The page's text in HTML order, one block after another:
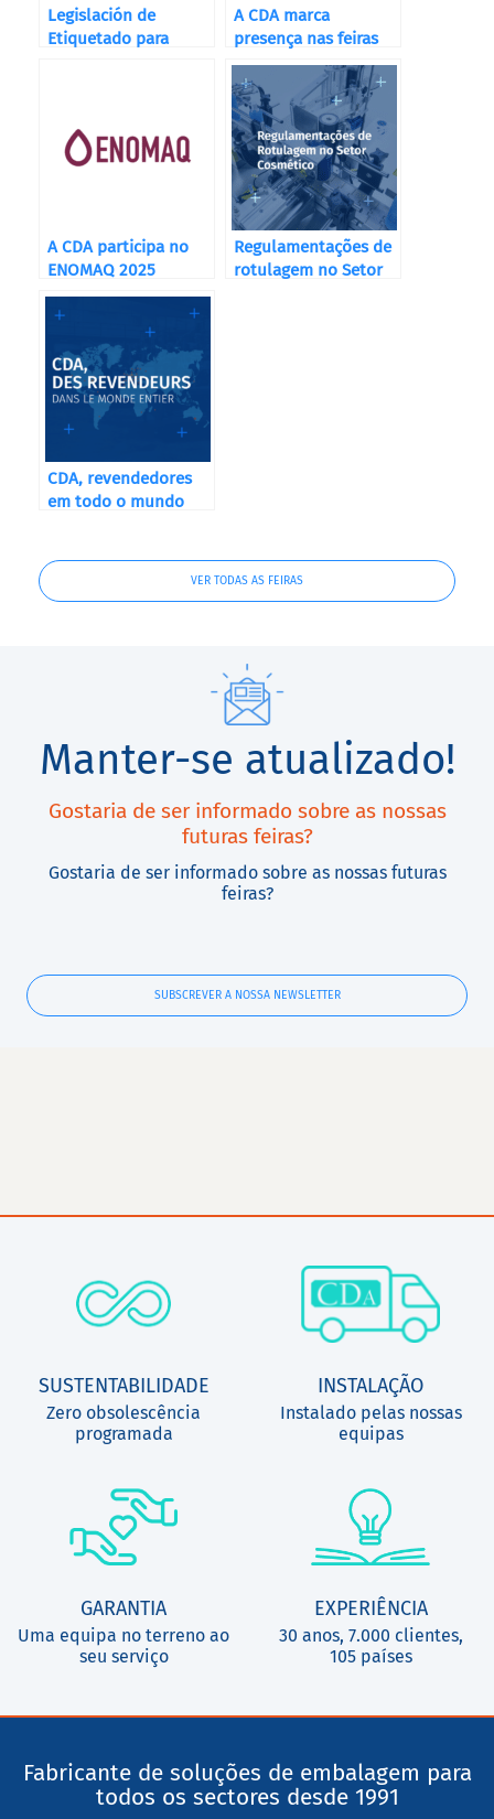
Legislación de
Etiquetado para
A CDA marca
presença nas feiras
do outono 2025!
A CDA participa no
ENOMAQ 2025
Regulamentações de
rotulagem no Setor
CDA, revendedores
em todo o mundo
VER TODAS AS FEIRAS
Manter-se atualizado!
Gostaria de ser informado sobre as nossas
futuras feiras?
Gostaria de ser informado sobre as nossas futuras
feiras?
SUBSCREVER A NOSSA NEWSLETTER
SUSTENTABILIDADE
Zero obsolescência
programada
INSTALAÇÃO
Instalado pelas nossas
equipas
GARANTIA
Uma equipa no terreno ao
seu serviço
EXPERIÊNCIA
30 anos, 7.000 clientes,
105 países
Fabricante de soluções de embalagem para
todos os sectores desde 1991